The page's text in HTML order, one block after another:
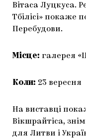
Вітаса Луцкуса.
Тбілісі» покаже
Перебудови.
Місце: галерея
Коли: 23 вересня
На виставці
Вікшрайтіса,
для Литви і